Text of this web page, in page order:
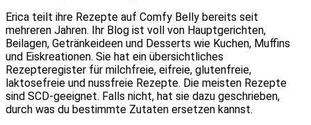
Erica teilt ihre Rezepte auf Comfy Belly bereits seit
mehreren Jahren. Ihr Blog ist voll von Hauptgerichten,
Beilagen, Getränkeideen und Desserts wie Kuchen, Muffins
und Eiskreationen. Sie hat ein übersichtliches
Rezepteregister für milchfreie, eifreie, glutenfreie,
laktosefreie und nussfreie Rezepte. Die meisten Rezepte
sind SCD-geeignet. Falls nicht, hat sie dazu geschrieben,
durch was du bestimmte Zutaten ersetzen kannst.